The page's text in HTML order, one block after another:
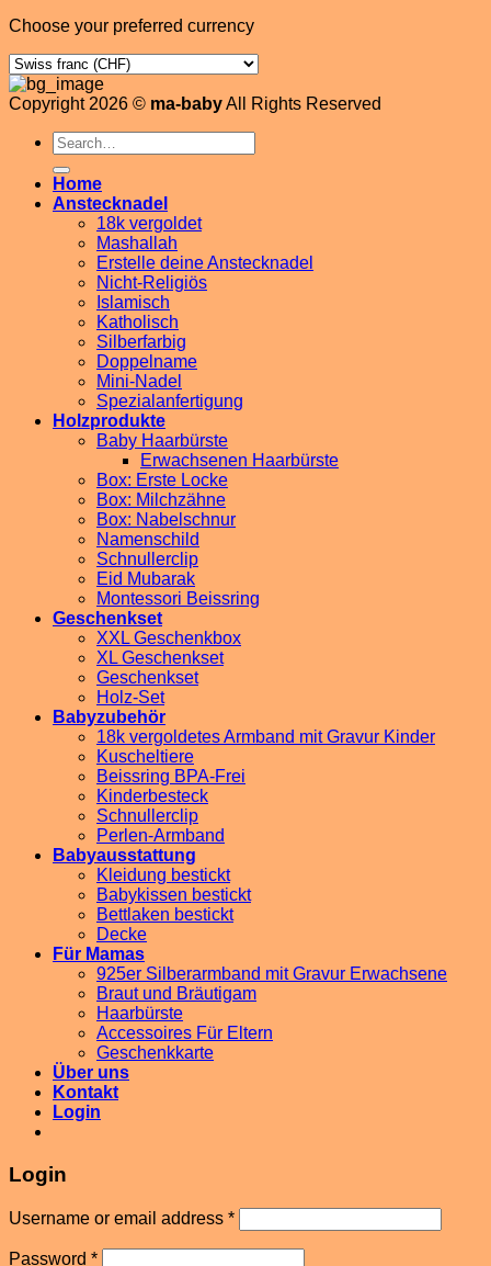
Choose your preferred currency
Copyright 2026 © ma-babyAll Rights Reserved
Search
for:
Home
Anstecknadel
18k vergoldet
Mashallah
Erstelle deine Anstecknadel
Nicht-Religiös
Islamisch
Katholisch
Silberfarbig
Doppelname
Mini-Nadel
Spezialanfertigung
Holzprodukte
Baby Haarbürste
Erwachsenen Haarbürste
Box: Erste Locke
Box: Milchzähne
Box: Nabelschnur
Namenschild
Schnullerclip
Eid Mubarak
Montessori Beissring
Geschenkset
XXL Geschenkbox
XL Geschenkset
Geschenkset
Holz-Set
Babyzubehör
18k vergoldetes Armband mit Gravur Kinder
Kuscheltiere
Beissring BPA-Frei
Kinderbesteck
Schnullerclip
Perlen-Armband
Babyausstattung
Kleidung bestickt
Babykissen bestickt
Bettlaken bestickt
Decke
Für Mamas
925er Silberarmband mit Gravur Erwachsene
Braut und Bräutigam
Haarbürste
Accessoires Für Eltern
Geschenkkarte
Über uns
Kontakt
Login
Login
Username or email address *
Password *